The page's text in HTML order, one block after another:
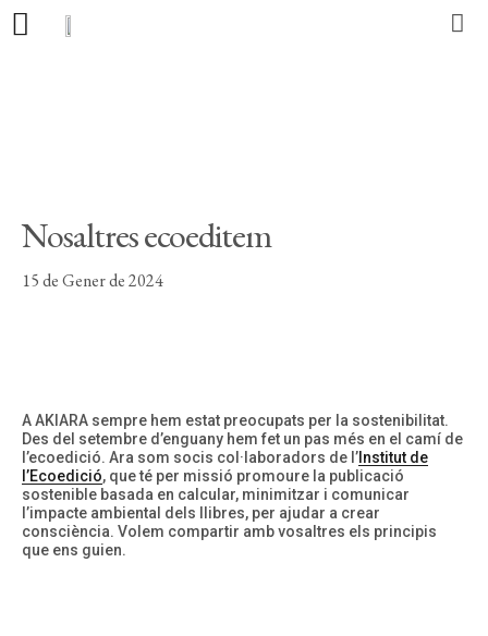
Autors
CA ES PT
Nosaltres ecoeditem
15 de Gener de 2024
A AKIARA sempre hem estat preocupats per la sostenibilitat.
Des del setembre d’enguany hem fet un pas més en el camí de
l’ecoedició. Ara som socis col·laboradors de l’ Institut de
l’Ecoedició, que té per missió promoure la publicació
sostenible basada en calcular, minimitzar i comunicar
l’impacte ambiental dels llibres, per ajudar a crear
consciència. Volem compartir amb vosaltres els principis
que ens guien.